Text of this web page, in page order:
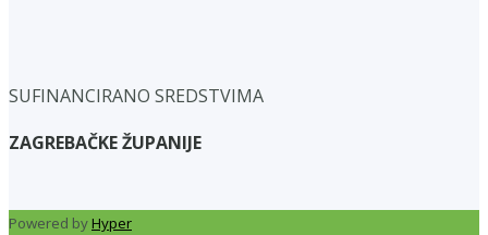
SUFINANCIRANO SREDSTVIMA
ZAGREBAČKE ŽUPANIJE
Powered byHyper